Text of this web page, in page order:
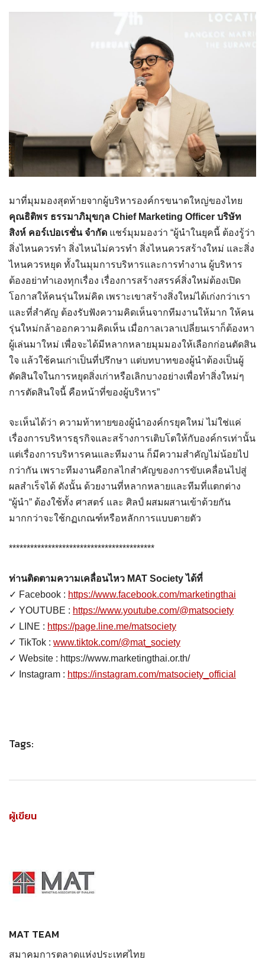
มาที่มุมมองสุดท้ายจากผู้บริหารองค์กรขนาดใหญ่ของไทย
คุณธิติพร ธรรมาภิมุขกุล Chief Marketing Officer บริษัท
สิงห์ คอร์เปอเรชั่น จำกัด แชร์มุมมองว่า “ผู้นำในยุคนี้ ต้องรู้ว่า
สิ่งไหนควรทำ สิ่งไหนไม่ควรทำ สิ่งไหนควรสร้างใหม่ และสิ่ง
ไหนควรหยุด ทั้งในมุมการบริหารและการทำงาน ผู้บริหาร
ต้องอย่าทำเองทุกเรื่อง เรื่องการสร้างสรรค์สิ่งใหม่ต้องเปิด
โอกาสให้คนรุ่นใหม่คิด เพราะเขาสร้างสิ่งใหม่ได้เก่งกว่าเรา
และที่สำคัญ ต้องรับฟังความคิดเห็นจากทีมงานให้มาก ให้คน
รุ่นใหม่กล้าออกความคิดเห็น เมื่อกาลเวลาเปลี่ยนเราก็ต้องหา
ผู้เล่นมาใหม่ เพื่อจะได้มีหลากหลายมุมมองให้เลือกก่อนตัดสิน
ใจ แล้วใช้คนเก่าเป็นที่ปรึกษา แต่บทบาทของผู้นำต้องเป็นผู้
ตัดสินใจในการหยุดสิ่งเก่าหรือเลิกบางอย่างเพื่อทำสิ่งใหม่ๆ
การตัดสินใจนี้ คือหน้าที่ของผู้บริหาร”
จะเห็นได้ว่า ความท้าทายของผู้นำองค์กรยุคใหม่ ไม่ใช่แค่
เรื่องการบริหารธุรกิจและสร้างการเติบโตให้กับองค์กรเท่านั้น
แต่เรื่องการบริหารคนและทีมงาน ก็มีความสำคัญไม่น้อยไป
กว่ากัน เพราะทีมงานคือกลไกสำคัญของการขับเคลื่อนไปสู่
ผลสำเร็จได้ ดังนั้น ด้วยงานที่หลากหลายและทีมที่แตกต่าง
“ผู้นำ” ต้องใช้ทั้ง ศาสตร์ และ ศิลป์ ผสมผสานเข้าด้วยกัน
มากกว่าจะใช้กฏเกณฑ์หรือหลักการแบบตายตัว
*****************************************
ท่านติดตามความเคลื่อนไหว MAT Society ได้ที่
✓ Facebook : https://www.facebook.com/marketingthai
✓ YOUTUBE : https://www.youtube.com/@matsociety
✓ LINE : https://page.line.me/matsociety
✓ TikTok : www.tiktok.com/@mat_society
✓ Website : https://www.marketingthai.or.th/
✓ Instagram : https://instagram.com/matsociety_official
Tags:
ผู้เขียน
MAT TEAM
สมาคมการตลาดแห่งประเทศไทย